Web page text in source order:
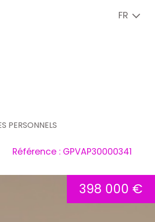
FR
PERSONNELS
copropriétaire
vendeur
Référence : GPVAP30000341
398 000 €